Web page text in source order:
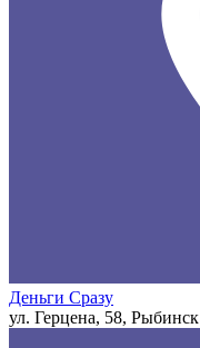
Деньги Сразу
ул. Герцена, 58, Рыбинск